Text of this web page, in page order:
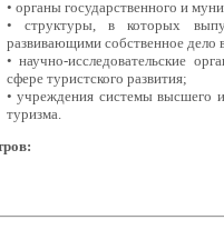
• органы государственного и
• структуры, в которых
развивающими собственное дело
• научно-исследовательские
сфере туристского развития;
• учреждения системы высшего
туризма.